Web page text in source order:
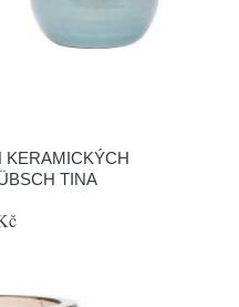
KERAMICKÝCH
TINA